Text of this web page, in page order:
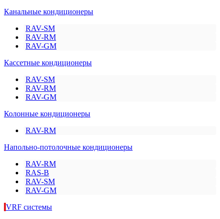
Канальные кондиционеры
RAV-SM
RAV-RM
RAV-GM
Кассетные кондиционеры
RAV-SM
RAV-RM
RAV-GM
Колонные кондиционеры
RAV-RM
Напольно-потолочные кондиционеры
RAV-RM
RAS-B
RAV-SM
RAV-GM
VRF системы